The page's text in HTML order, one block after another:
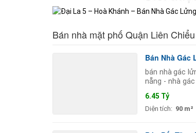
Bán nhà mặt phố Quận Liên
Bán Nhà
bán nhà gác
nẵng - nhà
6.45 Tỷ
Diện tích: 90 m²